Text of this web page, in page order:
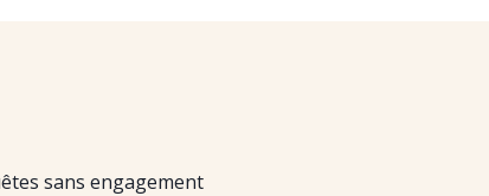
sans engagement